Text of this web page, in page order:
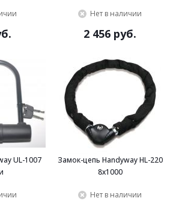
Нет в наличии
2 456 руб.
UL-1007
Замок-цепь Handyway HL-220
8x1000
Нет в наличии